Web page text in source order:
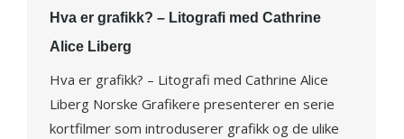
Hva er grafikk? – Litografi med Cathrine
Alice Liberg
Hva er grafikk? – Litografi med Cathrine Alice
Liberg Norske Grafikere presenterer en serie
kortfilmer som introduserer grafikk og de ulike